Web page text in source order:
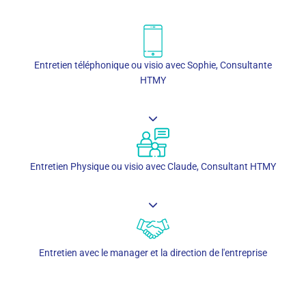
Entretien téléphonique ou visio avec Sophie, Consultante
HTMY
Entretien Physique ou visio avec Claude, Consultant HTMY
Entretien avec le manager et la direction de l'entreprise